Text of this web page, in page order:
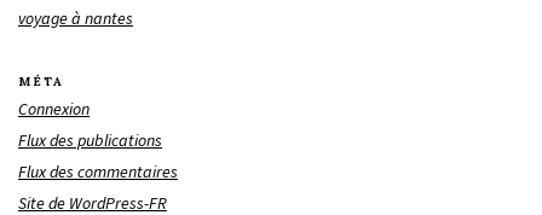
voyage à nantes
MÉTA
Connexion
Flux des publications
Flux des commentaires
Site de WordPress-FR